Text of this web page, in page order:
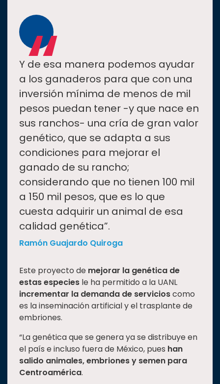
“
Y de esa manera podemos ayudar
a los ganaderos para que con una
inversión mínima de menos de mil
pesos puedan tener -y que nace en
sus ranchos- una cría de gran valor
genético, que se adapta a sus
condiciones para mejorar el
ganado de su rancho;
considerando que no tienen 100 mil
a 150 mil pesos, que es lo que
cuesta adquirir un animal de esa
calidad genética”.
Ramón Guajardo Quiroga
Este proyecto de mejorar la genética de
estas especies le ha permitido a la UANL
incrementar la demanda de servicioscomo
es la inseminación artificial y el trasplante de
embriones.
“La genética que se genera ya se distribuye en
el país e incluso fuera de México, pues han
salido animales, embriones y semen para
Centroamérica.